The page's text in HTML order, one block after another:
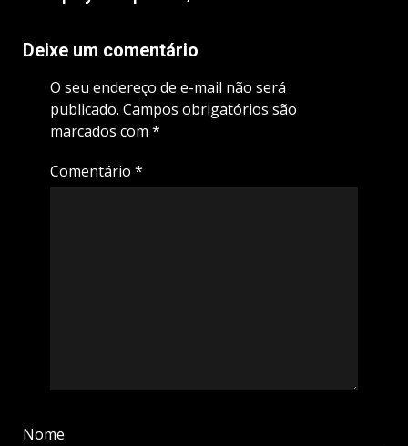
Deixe um comentário
O seu endereço de e-mail não será
publicado. Campos obrigatórios são
marcados com *
Comentário *
Nome